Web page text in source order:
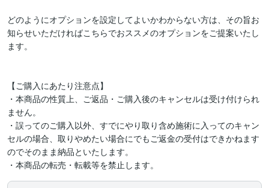
どのようにオプションを設定してよいかわからない方は、その旨お
知らせいただければこちらでおススメのオプションをご提案いたし
ます。
【ご購入にあたり注意点】
・本商品の性質上、ご返品・ご購入後のキャンセルは受け付けられ
ません。
・誤ってのご購入以外、すでにやり取り含め施術に入ってのキャン
セルの場合、取りやめたい場合にでもご返金の受付はできかねます
のでそのまま納品といたします。